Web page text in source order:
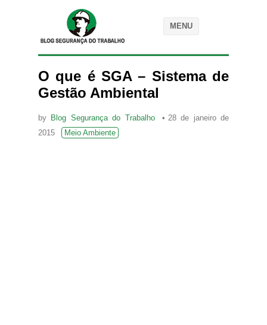
MENU
O que é SGA – Sistema de
Gestão Ambiental
by Blog Segurança do Trabalho
28 de janeiro de
2015
Meio Ambiente